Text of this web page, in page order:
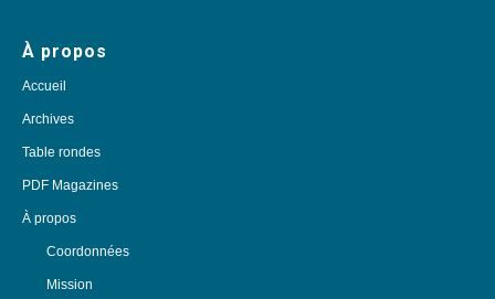
À propos
Accueil
Archives
Table rondes
PDF Magazines
À propos
Coordonnées
Mission